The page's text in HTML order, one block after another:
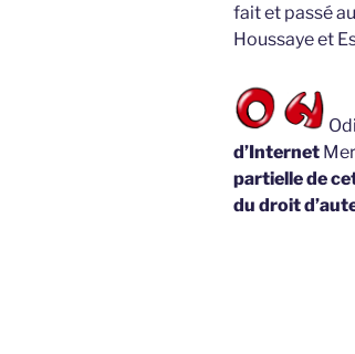
fait et passé
Houssaye et
d’Internet
partielle de
du droit